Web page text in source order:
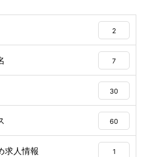
2
7
30
60
求人情報 1